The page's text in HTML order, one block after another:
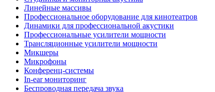
Линейные массивы
Профессиональное оборудование для кинотеатров
Динамики для профессиональной акустики
Профессиональные усилители мощности
Трансляционные усилители мощности
Микшеры
Микрофоны
Конференц-системы
In-ear мониторинг
Беспроводная передача звука